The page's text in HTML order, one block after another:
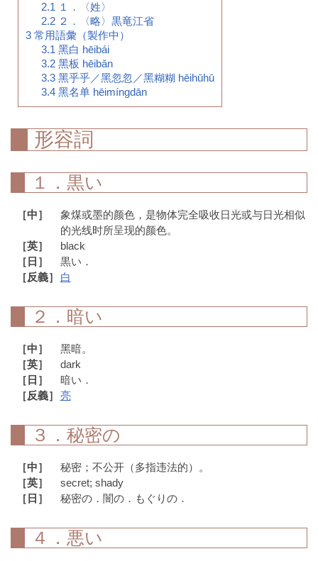
2.1 １．〈姓〉
2.2２．〈略〉黒竜江省
3 常用語彙（製作中）
3.1 黑白 hēibái
3.2黑板 hēibǎn
3.3黑乎乎／黑忽忽／黑糊糊 hēihūhū
3.4黑名单 hēimíngdān
形容詞
１．黒い
［中］
象煤或墨的颜色，是物体完全吸收日光或与日光相似
的光线时所呈现的颜色。
［英］
black
［日］
黒い．
［反義］
白
２．暗い
［中］
黑暗。
［英］
dark
［日］
暗い．
［反義］
亮
３．秘密の
［中］
秘密；不公开（多指违法的）。
［英］
secret; shady
［日］
秘密の．闇の．もぐりの．
４．悪い